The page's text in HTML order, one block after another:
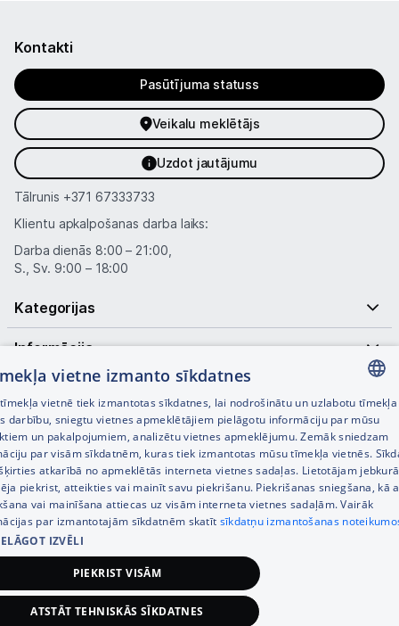
54,99€
Kontakti
Pasūtījuma statuss
Veikalu meklētājs
Uzdot jautājumu
Tālrunis +371 67333733
Klientu apkalpošanas darba laiks:
Darba dienās 8:00 – 21:00,
S., Sv. 9:00 – 18:00
Kategorijas
Informācija
Noderīgas saites
© SIA Tet 2026 -
LATVIAN
RUSSIAN
ENGLISH
vietne izmanto sīkdatnes
vietnē tiek izmantotas sīkdatnes, lai nodrošinātu un uzlabotu tīmekļa
darbību, sniegtu vietnes apmeklētājiem pielāgotu informāciju par mūsu
un pakalpojumiem, analizētu vietnes apmeklējumu. Zemāk sniedzam
par visām sīkdatnēm, kuras tiek izmantotas mūsu tīmekļa vietnēs.
atkarībā no apmeklētās interneta vietnes sadaļas. Lietotājam
piekrist, atteikties vai mainīt savu piekrišanu. Piekrišanas sniegšana, kā
vai mainīšana attiecas uz visām interneta vietnes sadaļām. Vairāk
par izmantotajām sīkdatnēm skatīt sīkdatņu izmantošanas
IZVĒLI
PIEKRIST VISĀM
ATSTĀT TEHNISKĀS SĪKDATNES